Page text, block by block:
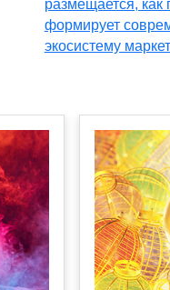
размещается, как
формирует
экосистему